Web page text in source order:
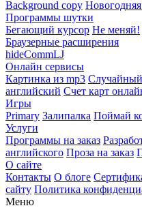
Background copy
Программы шутки
Бегающий курсор Не меняй!
Браузерные расширения
hideCommLJ
Онлайн сервисы
Картинка из mp3
английский Счет карт
Игры
Primary Залипалка Поймай
Услуги
Программы на заказ
английского Проза на заказ
О сайте
Контакты О блоге
сайту Политика
Меню